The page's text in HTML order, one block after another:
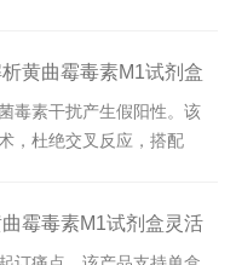
黄曲霉毒素M1试剂盒
毒素干扰产生假阳性。该
，杜绝交叉反应，搭配
霉毒素M1试剂盒灵活
解